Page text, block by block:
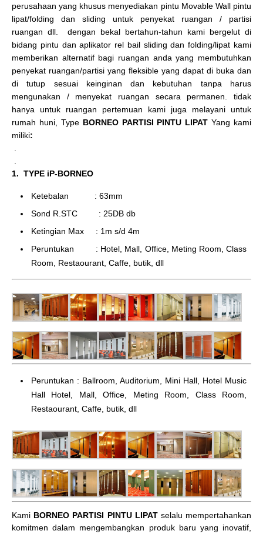
perusahaan yang khusus menyediakan pintu Movable Wall pintu
lipat/folding dan sliding untuk penyekat ruangan / partisi
ruangan dll. dengan bekal bertahun-tahun kami bergelut di
bidang pintu dan aplikator rel bail sliding dan folding/lipat kami
memberikan alternatif bagi ruangan anda yang membutuhkan
penyekat ruangan/partisi yang fleksible yang dapat di buka dan
di tutup sesuai keinginan dan kebutuhan tanpa harus
mengunakan / menyekat ruangan secara permanen. tidak
hanya untuk ruangan pertemuan kami juga melayani untuk
rumah huni, Type BORNEO PARTISI PINTU LIPAT Yang kami
miliki:
1. TYPE iP-BORNEO
Ketebalan : 63mm
Sond R.STC : 25DB db
Ketingian Max : 1m s/d 4m
Peruntukan : Hotel, Mall, Office, Meting Room, Class
Room, Restaourant, Caffe, butik, dll
Peruntukan : Ballroom, Auditorium, Mini Hall, Hotel Music
Hall Hotel, Mall, Office, Meting Room, Class Room,
Restaourant, Caffe, butik, dll
Kami BORNEO PARTISI PINTU LIPATselalu mempertahankan
komitmen dalam mengembangkan produk baru yang inovatif,